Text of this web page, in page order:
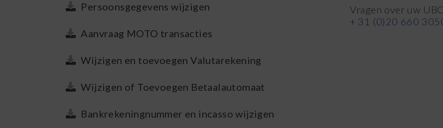
Persoonsgegevens wijzigen
Aanvraag MOTO transacties
Wijzigen en toevoegen Valutarekening
Wijzigen of Toevoegen Betaalautomaat
Bankrekeningnummer en incasso wijzigen
Vragen over uw
+ 31 (0)20 660